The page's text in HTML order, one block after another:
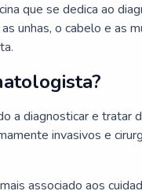
que se dedica ao
unhas, o cabelo e as
a diagnosticar e tratar
invasivos e
associado aos